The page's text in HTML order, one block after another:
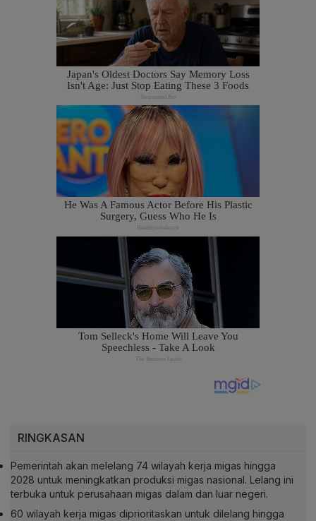
RINGKASAN
Pemerintah akan melelang 74 wilayah kerja migas hingga
2028 untuk meningkatkan produksi migas nasional. Lelang ini
terbuka untuk perusahaan migas dalam dan luar negeri.
60 wilayah kerja migas diprioritaskan untuk dilelang hingga